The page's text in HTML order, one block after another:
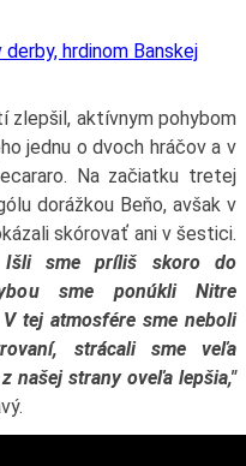
hrdinom Banskej
zlepšil, aktívnym pohybom
jednu o dvoch hráčov a v
Na začiatku tretej
dorážkou Beňo, avšak v
skórovať ani v šestici.
Išli sme príliš skoro do
sme ponúkli Nitre
tej atmosfére sme neboli
strácali sme veľa
našej strany oveľa lepšia,"